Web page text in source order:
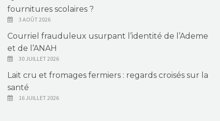
fournitures scolaires ?
3 AOÛT 2026
Courriel frauduleux usurpant l’identité de l’Ademe
et de l’ANAH
30 JUILLET 2026
Lait cru et fromages fermiers : regards croisés sur la
santé
16 JUILLET 2026